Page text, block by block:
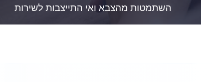
השתמטות מהצבא ואי התייצבות לשירות